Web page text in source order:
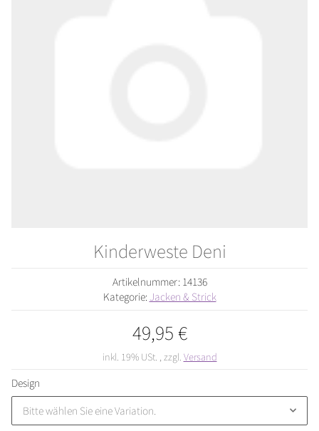
Kinderweste Deni
Artikelnummer: 14136
Kategorie: Jacken & Strick
49,95 €
inkl. 19% USt. , zzgl. Versand
Design
Bitte wählen Sie eine Variation.